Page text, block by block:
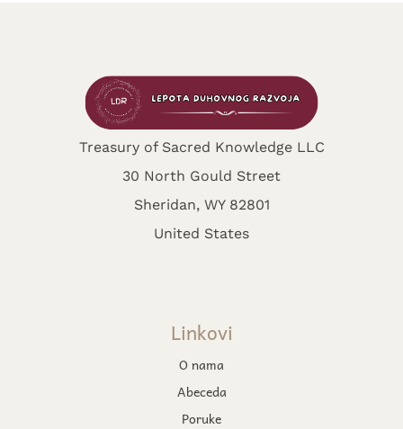
Treasury of Sacred Knowledge LLC
30 North Gould Street
Sheridan, WY 82801
United States
Linkovi
O nama
Abeceda
Poruke